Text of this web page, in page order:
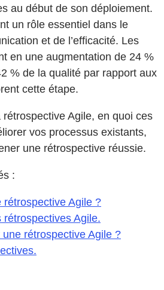
au début de son déploiement.
un rôle essentiel dans le
et de l’efficacité. Les
en une augmentation de 24 %
% de la qualité par rapport aux
cette étape.
Agile, en quoi ces
vos processus existants,
une rétrospective réussie.
:
rétrospective Agile ?
rétrospectives Agile.
rétrospective Agile ?